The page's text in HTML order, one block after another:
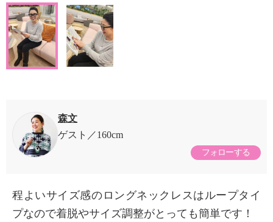
森文
ゲスト
160cm
フォローする
程よいサイズ感のロングネックレスはループタイ
プなので着脱やサイズ調整がとっても簡単です！